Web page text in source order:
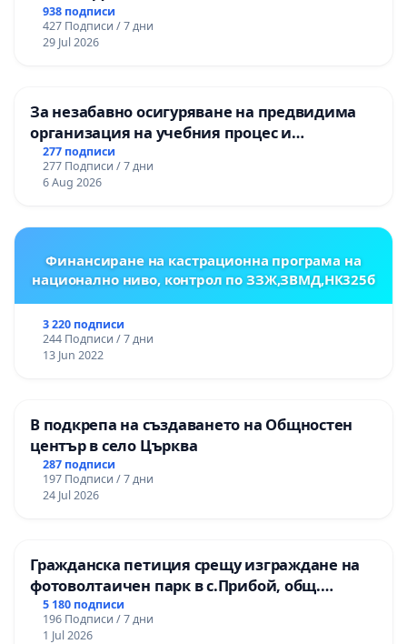
НА ТЕРИТОРИЯТА НА ПРИРОДНА
ЗАБЕЛЕЖИТЕЛНОСТ „ХЪЛМ НА
ОСВОБОДИТЕЛИТЕ“ (БУНАРДЖИК)
938 подписи
427 Подписи / 7 дни
29 Jul 2026
За незабавно осигуряване на предвидима
организация на учебния процес и
гарантиране на правото на равнопоставено
и качествено образование на учениците от
ОУ „Княз Александър I“ и Хуманитарна
277 подписи
277 Подписи / 7 дни
6 Aug 2026
Финансиране на кастрационна програма на
национално ниво, контрол по ЗЗЖ,ЗВМД,НК325б
3 220 подписи
244 Подписи / 7 дни
13 Jun 2022
В подкрепа на създаването на Общностен
център в село Църква
287 подписи
197 Подписи / 7 дни
24 Jul 2026
Гражданска петиция срещу изграждане на
фотоволтаичен парк в с.Прибой, общ.
Радомир
5 180 подписи
196 Подписи / 7 дни
1 Jul 2026